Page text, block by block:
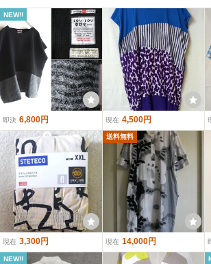
NEW!!
即決 6,800円 現在 4,500円
現在 3,300円
送料無料
現在 14,000円
NEW!!